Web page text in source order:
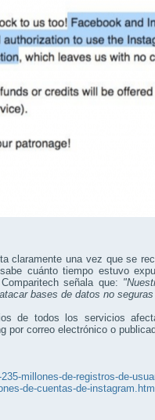
claramente una vez que se
cuánto tiempo estuvo
señala que:
bases de datos no
de todos los servicios
por correo electrónico o
millones-de-registros-de-
de-cuentas-de-